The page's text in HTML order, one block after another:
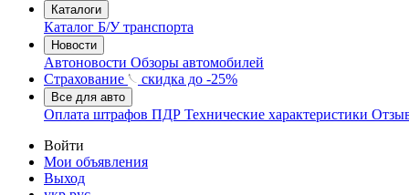
Каталоги
Каталог Б/У транспорта
Новости
Автоновости Обзоры автомобилей
Страхование
скидка до -25%
Все для авто
Оплата штрафов ПДР Технические характеристики
Войти
Мои объявления
Выход